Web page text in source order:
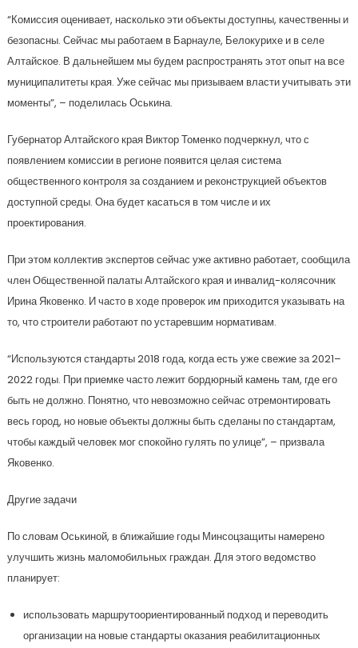
“Комиссия оценивает, насколько эти объекты доступны, качественны и
безопасны. Сейчас мы работаем в Барнауле, Белокурихе и в селе
Алтайское. В дальнейшем мы будем распространять этот опыт на все
муниципалитеты края. Уже сейчас мы призываем власти учитывать эти
моменты”, – поделилась Оськина.
Губернатор Алтайского края Виктор Томенко подчеркнул, что с
появлением комиссии в регионе появится целая система
общественного контроля за созданием и реконструкцией объектов
доступной среды. Она будет касаться в том числе и их
проектирования.
При этом коллектив экспертов сейчас уже активно работает, сообщила
член Общественной палаты Алтайского края и инвалид-колясочник
Ирина Яковенко. И часто в ходе проверок им приходится указывать на
то, что строители работают по устаревшим нормативам.
“Используются стандарты 2018 года, когда есть уже свежие за 2021–
2022 годы. При приемке часто лежит бордюрный камень там, где его
быть не должно. Понятно, что невозможно сейчас отремонтировать
весь город, но новые объекты должны быть сделаны по стандартам,
чтобы каждый человек мог спокойно гулять по улице”, – призвала
Яковенко.
Другие задачи
По словам Оськиной, в ближайшие годы Минсоцзащиты намерено
улучшить жизнь маломобильных граждан. Для этого ведомство
планирует:
использовать маршрутоориентированный подход и переводить
организации на новые стандарты оказания реабилитационных